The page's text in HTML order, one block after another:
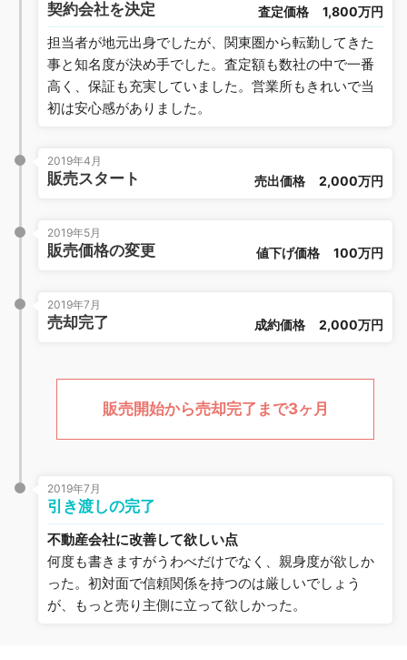
契約会社を決定 査定価格 1,800万円
担当者が地元出身でしたが、関東圏から転勤してきた
事と知名度が決め手でした。査定額も数社の中で一番
高く、保証も充実していました。営業所もきれいで当
初は安心感がありました。
2019年4月
販売スタート 売出価格 2,000万円
2019年5月
販売価格の変更 値下げ価格 100万円
2019年7月
売却完了 成約価格 2,000万円
販売開始から売却完了まで3ヶ月
2019年7月
引き渡しの完了
不動産会社に改善して欲しい点
何度も書きますがうわべだけでなく、親身度が欲しか
った。初対面で信頼関係を持つのは厳しいでしょう
が、もっと売り主側に立って欲しかった。